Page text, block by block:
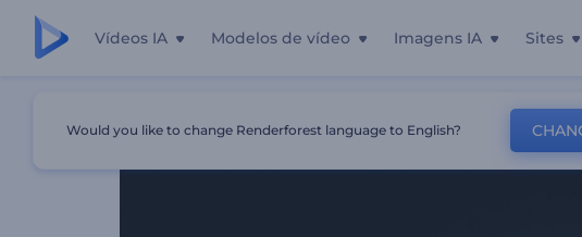
Vídeos IA Modelos de vídeo Imagens IA Sites
Would you like to change Renderforest language to English?